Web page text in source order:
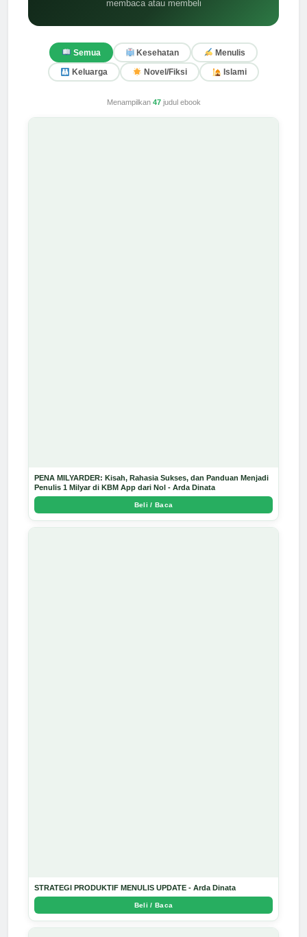
membaca atau membeli
Semua Kesehatan Menulis
Keluarga Novel/Fiksi Islami
Menampilkan 47judul ebook
PENA MILYARDER: Kisah, Rahasia Sukses, dan Panduan Menjadi
Penulis 1 Milyar di KBM App dari Nol - Arda Dinata
Beli / Baca
STRATEGI PRODUKTIF MENULIS UPDATE - Arda Dinata
Beli / Baca